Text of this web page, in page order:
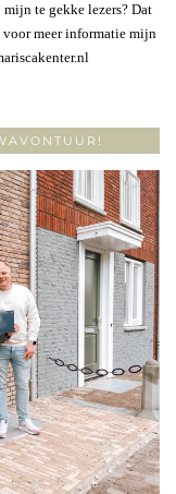
te gekke lezers? Dat
meer informatie mijn